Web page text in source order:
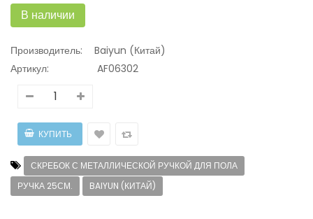
В наличии
Производитель:
Baiyun (Китай)
Артикул:
AF06302
СКРЕБОК С МЕТАЛЛИЧЕСКОЙ РУЧКОЙ ДЛЯ ПОЛА
РУЧКА 25СМ.
BAIYUN (КИТАЙ)